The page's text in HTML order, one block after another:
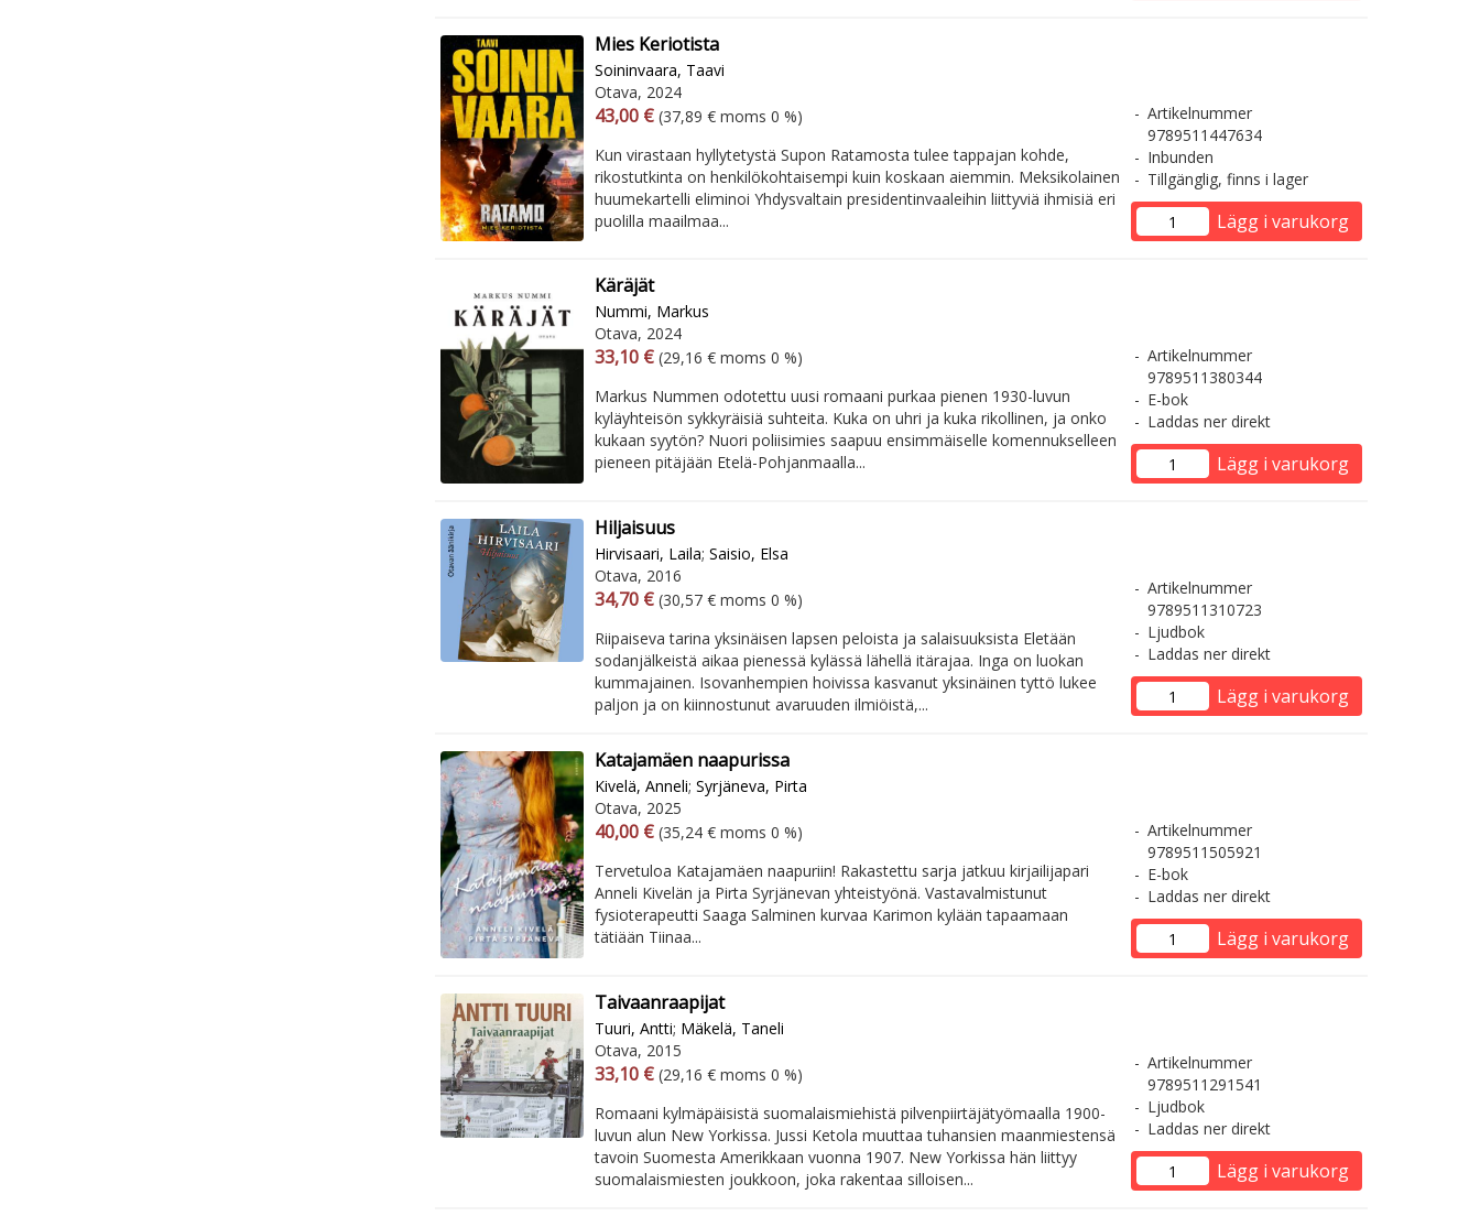
Mies Keriotista
Soininvaara, Taavi
Otava, 2024
Arvonlisäverollinen hinta
43,00 € Arvonlisäveroton hinta
(37,89 € moms 0 %)
Kun virastaan hyllytetystä Supon Ratamosta tulee tappajan kohde,
rikostutkinta on henkilökohtaisempi kuin koskaan aiemmin. Meksikolainen
huumekartelli eliminoi Yhdysvaltain presidentinvaaleihin liittyviä ihmisiä eri
puolilla maailmaa...
Artikelnummer
9789511447634
Inbunden
Tillgänglig, finns i lager
Lägg i varukorg
Käräjät
Nummi, Markus
Otava, 2024
Arvonlisäverollinen hinta
33,10 € Arvonlisäveroton hinta
(29,16 € moms 0 %)
Markus Nummen odotettu uusi romaani purkaa pienen 1930-luvun
kyläyhteisön sykkyräisiä suhteita. Kuka on uhri ja kuka rikollinen, ja onko
kukaan syytön? Nuori poliisimies saapuu ensimmäiselle komennukselleen
pieneen pitäjään Etelä-Pohjanmaalla...
Artikelnummer
9789511380344
E-bok
Laddas ner direkt
Lägg i varukorg
Hiljaisuus
Hirvisaari, Laila; Saisio, Elsa
Otava, 2016
Arvonlisäverollinen hinta
34,70 € Arvonlisäveroton hinta
(30,57 € moms 0 %)
Riipaiseva tarina yksinäisen lapsen peloista ja salaisuuksista Eletään
sodanjälkeistä aikaa pienessä kylässä lähellä itärajaa. Inga on luokan
kummajainen. Isovanhempien hoivissa kasvanut yksinäinen tyttö lukee
paljon ja on kiinnostunut avaruuden ilmiöistä,...
Artikelnummer
9789511310723
Ljudbok
Laddas ner direkt
Lägg i varukorg
Katajamäen naapurissa
Kivelä, Anneli; Syrjäneva, Pirta
Otava, 2025
Arvonlisäverollinen hinta
40,00 € Arvonlisäveroton hinta
(35,24 € moms 0 %)
Tervetuloa Katajamäen naapuriin! Rakastettu sarja jatkuu kirjailijapari
Anneli Kivelän ja Pirta Syrjänevan yhteistyönä. Vastavalmistunut
fysioterapeutti Saaga Salminen kurvaa Karimon kylään tapaamaan
tätiään Tiinaa...
Artikelnummer
9789511505921
E-bok
Laddas ner direkt
Lägg i varukorg
Taivaanraapijat
Tuuri, Antti; Mäkelä, Taneli
Otava, 2015
Arvonlisäverollinen hinta
33,10 € Arvonlisäveroton hinta
(29,16 € moms 0 %)
Romaani kylmäpäisistä suomalaismiehistä pilvenpiirtäjätyömaalla 1900-
luvun alun New Yorkissa. Jussi Ketola muuttaa tuhansien maanmiestensä
tavoin Suomesta Amerikkaan vuonna 1907. New Yorkissa hän liittyy
suomalaismiesten joukkoon, joka rakentaa silloisen...
Artikelnummer
9789511291541
Ljudbok
Laddas ner direkt
Lägg i varukorg